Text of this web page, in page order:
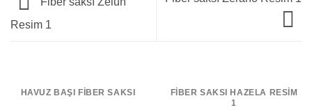
Resim 1
HAVUZ BAŞI FIBER SAKSI
FIBER SAKSI HAZELA RESIM
1